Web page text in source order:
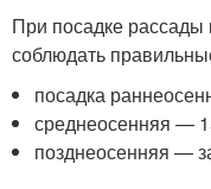
При посадке рассады
соблюдать
посадка
среднеосенняя —
позднеосенняя —